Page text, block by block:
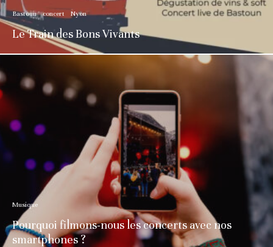
Bastoun concert Nyon
Le Train des Bons Vivants
Musique
Pourquoi filmons-nous les concerts avec nos
smartphones ?